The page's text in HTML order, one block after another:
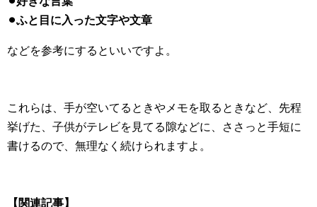
⚫︎ふと目に入った文字や文章
などを参考にするといいですよ。
これらは、手が空いてるときやメモを取るときなど、先程
挙げた、子供がテレビを見てる隙などに、ささっと手短に
書けるので、無理なく続けられますよ。
【関連記事】